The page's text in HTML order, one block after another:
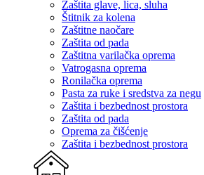
Zaštita glave, lica, sluha
Štitnik za kolena
Zaštitne naočare
Zaštita od pada
Zaštitna varilačka oprema
Vatrogasna oprema
Ronilačka oprema
Pasta za ruke i sredstva za negu
Zaštita i bezbednost prostora
Zaštita od pada
Oprema za čišćenje
Zaštita i bezbednost prostora